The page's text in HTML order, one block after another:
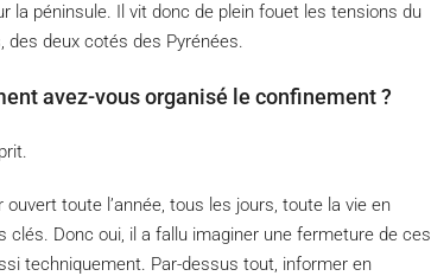
la péninsule. Il vit donc de plein fouet les tensions du
deux cotés des Pyrénées.
avez-vous organisé le confinement ?
toute l’année, tous les jours, toute la vie en
clés. Donc oui, il a fallu imaginer une fermeture de ces
techniquement. Par-dessus tout, informer en